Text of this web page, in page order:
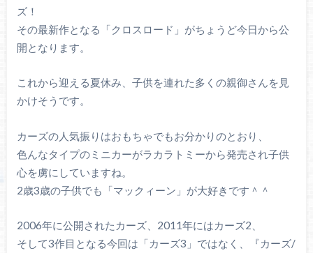
ズ！
その最新作となる「クロスロード」がちょうど今日から公
開となります。
これから迎える夏休み、子供を連れた多くの親御さんを見
かけそうです。
カーズの人気振りはおもちゃでもお分かりのとおり、
色んなタイプのミニカーがラカラトミーから発売され子供
心を虜にしていますね。
2歳3歳の子供でも「マックィーン」が大好きです＾＾
2006年に公開されたカーズ、2011年にはカーズ2、
そして3作目となる今回は「カーズ3」ではなく、『カーズ/